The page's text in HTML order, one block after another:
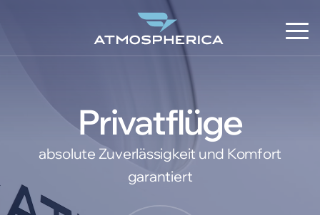
Privatflüge
absolute Zuverlässigkeit und Komfort
garantiert